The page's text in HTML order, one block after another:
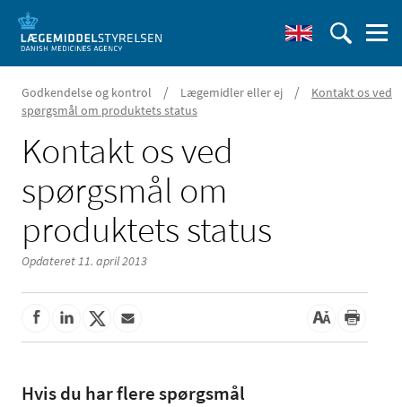
Godkendelse og kontrol / Lægemidler eller ej /
Kontakt os ved
spørgsmål om produktets status
Kontakt os ved
spørgsmål om
produktets status
Opdateret 11. april 2013
Hvis du har flere spørgsmål